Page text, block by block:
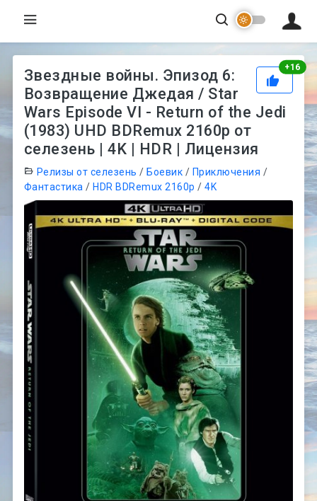
+16
Звездные войны. Эпизод 6:
Возвращение Джедая / Star
Wars Episode VI - Return of the Jedi
(1983) UHD BDRemux 2160p от
селезень | 4K | HDR | Лицензия
Релизы от селезень /Боевик / Приключения /
Фантастика /HDR BDRemux 2160p /4K